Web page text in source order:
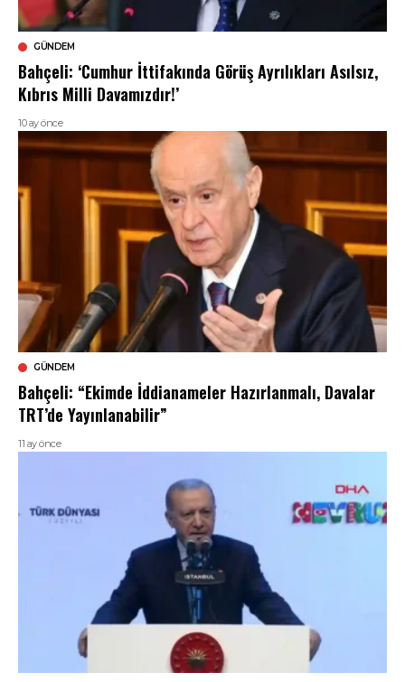
GÜNDEM
Bahçeli: ‘Cumhur İttifakında Görüş Ayrılıkları Asılsız,
Kıbrıs Milli Davamızdır!’
10 ay önce
GÜNDEM
Bahçeli: “Ekimde İddianameler Hazırlanmalı, Davalar
TRT’de Yayınlanabilir”
11 ay önce